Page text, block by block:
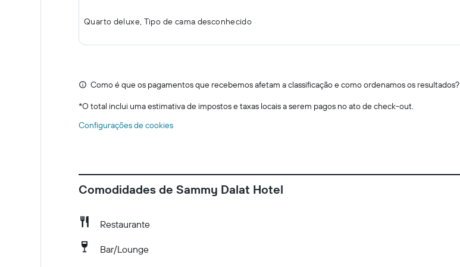
Quarto deluxe, Tipo de cama desconhecido
Como é que os pagamentos que recebemos afetam a classificação e como ordenamos os resultados?
*O total inclui uma estimativa de impostos e taxas locais a serem pagos no ato de check-out.
Configurações de cookies
Comodidades de Sammy Dalat Hotel
Restaurante
Bar/Lounge